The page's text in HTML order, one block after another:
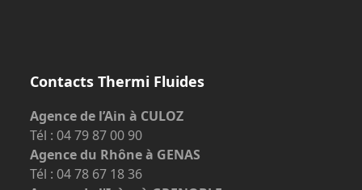
Contacts Thermi Fluides
Agence de l’Ain à CULOZ
Tél : 04 79 87 00 90
Agence du Rhône à GENAS
Tél : 04 78 67 18 36